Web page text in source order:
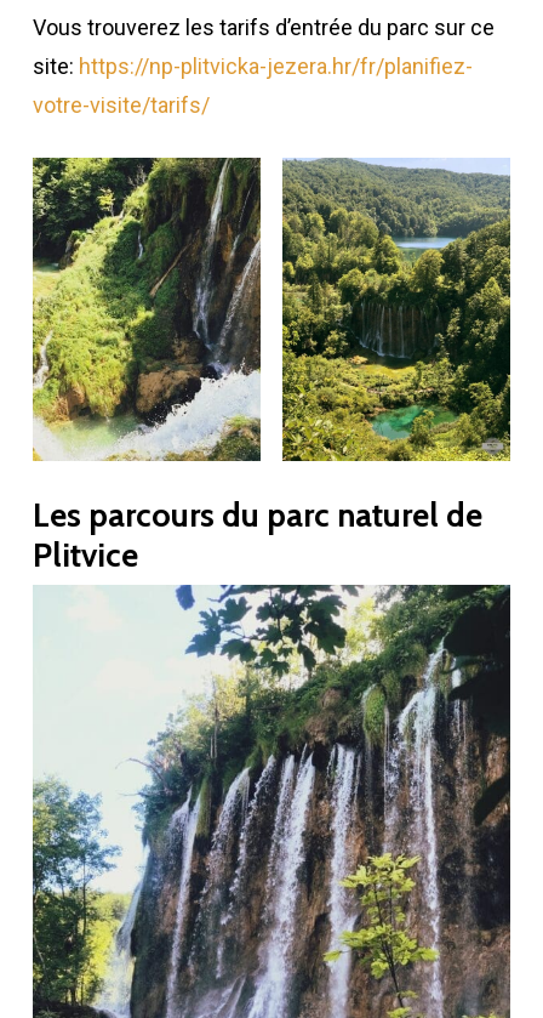
Vous trouverez les tarifs d’entrée du parc sur ce
site: https://np-plitvicka-jezera.hr/fr/planifiez-
votre-visite/tarifs/
Les parcours du parc naturel de
Plitvice